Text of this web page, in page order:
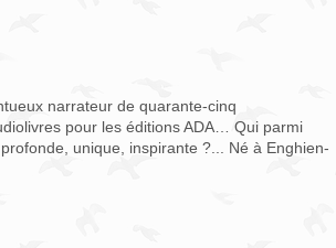
narrateur de quarante-cinq
pour les éditions ADA… Qui parmi
unique, inspirante ?... Né à Enghien-